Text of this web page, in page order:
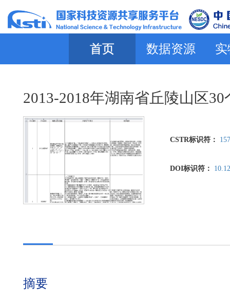
首页 数据资源
2013-2018年湖南省丘陵山区
CSTR标识符：
DOI标识符：
摘要